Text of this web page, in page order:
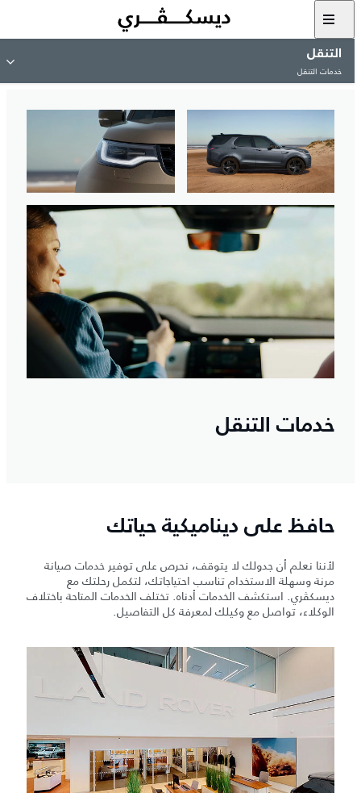
التنقل
خدمات التنقل
خدمات التنقل
حافظ على ديناميكية حياتك
لأننا نعلم أن جدولك لا يتوقف، نحرص على توفير خدمات صيانة
مرنة وسهلة الاستخدام تناسب احتياجاتك، لتكمل رحلتك مع
ديسكڤري. استكشف الخدمات أدناه. تختلف الخدمات المتاحة باختلاف
الوكلاء، تواصل مع وكيلك لمعرفة كل التفاصيل.